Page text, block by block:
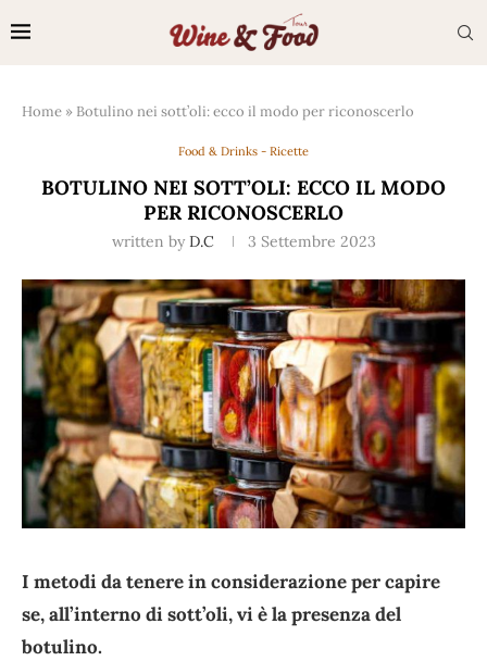
Home » Botulino nei sott’oli: ecco il modo per riconoscerlo
Food & Drinks - Ricette
BOTULINO NEI SOTT’OLI: ECCO IL MODO
PER RICONOSCERLO
written by D.C 3 Settembre 2023
I metodi da tenere in considerazione per capire
se, all’interno di sott’oli, vi è la presenza del
botulino.